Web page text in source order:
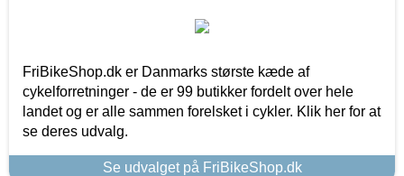
FriBikeShop.dk er Danmarks største kæde af
cykelforretninger - de er 99 butikker fordelt over hele
landet og er alle sammen forelsket i cykler. Klik her for at
se deres udvalg.
Se udvalget på FriBikeShop.dk